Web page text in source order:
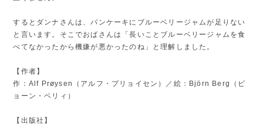
するとダンナさんは、パンケーキにブルーベリージャムが足りない
と言います。そこでおばさんは「長いことブルーベリージャムを食
べてなかったから機嫌が悪かったのね」と理解しました。
【作者】
作：Alf Prøysen（アルフ・プリョイセン）／絵：Björn Berg（ビ
ョーン・ベリィ）
【出版社】